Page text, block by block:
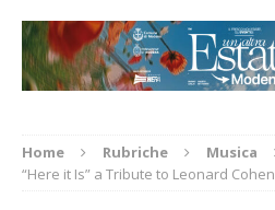
Home Rubriche Musica
“Here it Is” a Tribute to Leonard Cohen